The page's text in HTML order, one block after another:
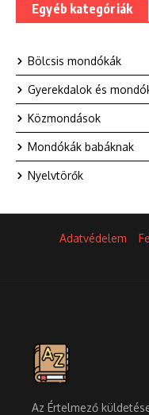
Egyéb kategóriák
Bölcsis mondókák
Gyerekdalok és
Közmondások
Mondókák babáknak
Nyelvtörők
Adatvédelem
Az Értelmező